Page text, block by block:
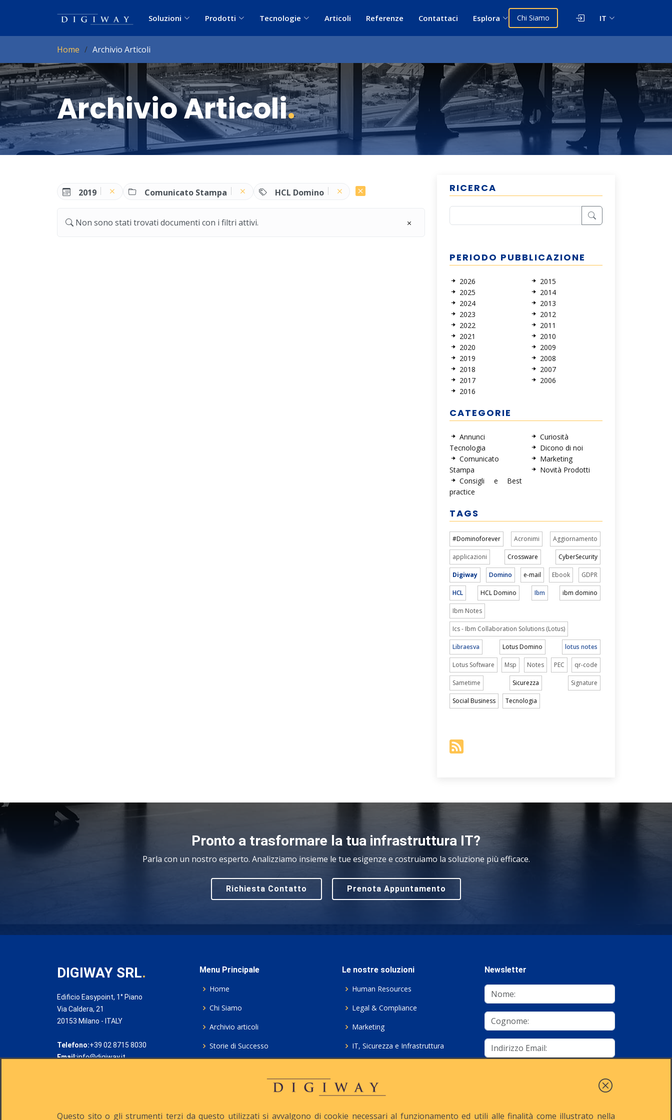
Soluzioni Prodotti Tecnologie Articoli Referenze Contattaci Esplora Chi Siamo IT
Home Archivio Articoli
Archivio Articoli.
2019 Comunicato Stampa HCL Domino
Non sono stati trovati documenti con i filtri attivi.
RICERCA
PERIODO PUBBLICAZIONE
2026
2025
2024
2023
2022
2021
2020
2019
2018
2017
2016
2015
2014
2013
2012
2011
2010
2009
2008
2007
2006
CATEGORIE
Annunci
Tecnologia
Comunicato
Stampa
Consigli e Best
practice
Curiosità
Dicono di noi
Marketing
Novità Prodotti
TAGS
#Dominoforever Acronimi Aggiornamento
applicazioni Crossware CyberSecurity
Digiway Domino e-mail Ebook GDPR
HCL HCL Domino Ibm ibm domino
Ibm Notes
Ics - Ibm Collaboration Solutions (Lotus)
Libraesva Lotus Domino lotus notes
Lotus Software Msp Notes PEC qr-code
Sametime Sicurezza Signature
Social Business Tecnologia
Pronto a trasformare la tua infrastruttura IT?
Parla con un nostro esperto. Analizziamo insieme le tue esigenze e costruiamo la soluzione più efficace.
Richiesta Contatto Prenota Appuntamento
DIGIWAY SRL.
Edificio Easypoint, 1° Piano
Via Caldera, 21
20153 Milano - ITALY
Telefono:+39 02 8715 8030
Email:info@digiway.it
Menu Principale
Home
Chi Siamo
Archivio articoli
Storie di Successo
Le nostre soluzioni
Human Resources
Legal & Compliance
Marketing
IT, Sicurezza e Infrastruttura
Consulenza ICT e Licenze
Newsletter
Questo sito o gli strumenti terzi da questo utilizzati si avvalgono di cookie necessari al funzionamento ed utili alle finalità come illustrato nella